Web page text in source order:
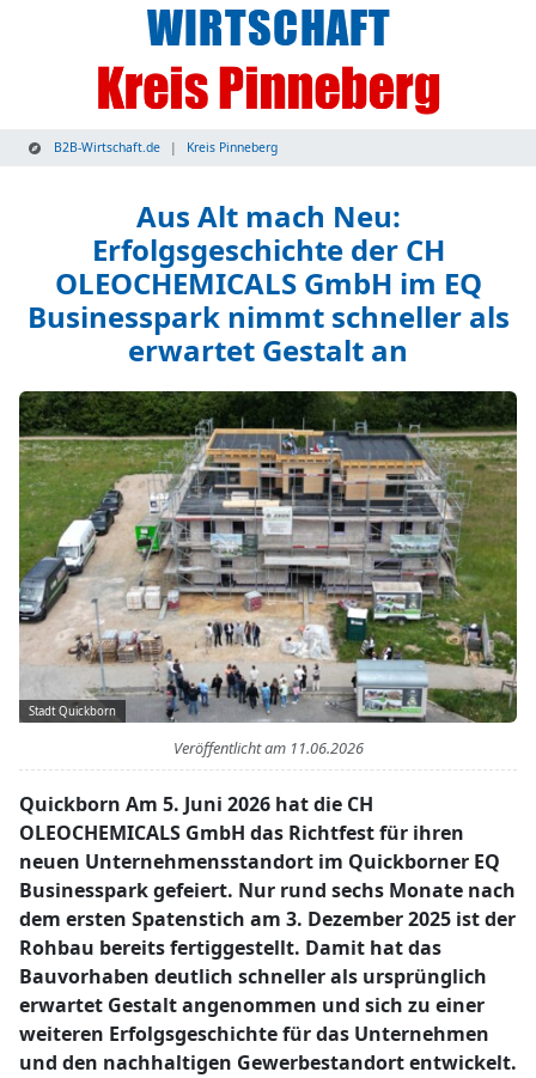
B2B-Wirtschaft.de Kreis Pinneberg
Aus Alt mach Neu:
Erfolgsgeschichte der CH
OLEOCHEMICALS GmbH im EQ
Businesspark nimmt schneller als
erwartet Gestalt an
Stadt Quickborn
Veröffentlicht am 11.06.2026
Quickborn Am 5. Juni 2026 hat die CH
OLEOCHEMICALS GmbH das Richtfest für ihren
neuen Unternehmensstandort im Quickborner EQ
Businesspark gefeiert. Nur rund sechs Monate nach
dem ersten Spatenstich am 3. Dezember 2025 ist der
Rohbau bereits fertiggestellt. Damit hat das
Bauvorhaben deutlich schneller als ursprünglich
erwartet Gestalt angenommen und sich zu einer
weiteren Erfolgsgeschichte für das Unternehmen
und den nachhaltigen Gewerbestandort entwickelt.